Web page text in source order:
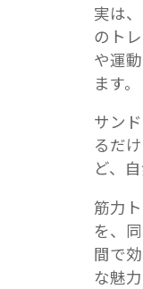
実は
のト
や運
ます。
サン
るだ
ど、
筋力
を、
間で
な魅力